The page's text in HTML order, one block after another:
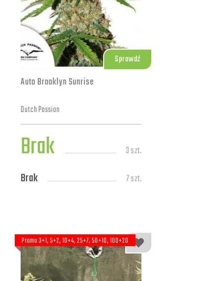
Sprawdź
Auto Brooklyn Sunrise
Dutch Passion
Brak 3 szt.
Brak 7 szt.
Promo 3+1, 5+2, 10+4, 25+7, 50+10, 100+20